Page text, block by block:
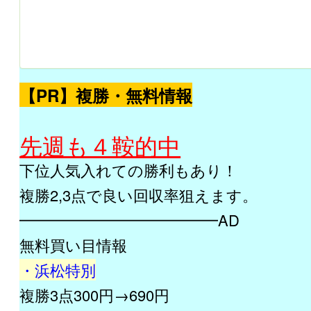
【PR】複勝・無料情報
先週も４鞍的中
下位人気入れての勝利もあり！
複勝2,3点で良い回収率狙えます。
━━━━━━━━━━━━━AD
無料買い目情報
・浜松特別
複勝3点300円→690円